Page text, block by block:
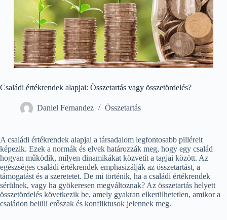
Családi értékrendek alapjai: Összetartás vagy összetördelés?
Daniel Fernandez Összetartás
A családi értékrendek alapjai a társadalom legfontosabb pilléreit
képezik. Ezek a normák és elvek határozzák meg, hogy egy család
hogyan működik, milyen dinamikákat közvetít a tagjai között. Az
egészséges családi értékrendek emphasizálják az összetartást, a
támogatást és a szeretetet. De mi történik, ha a családi értékrendek
sérülnek, vagy ha gyökeresen megváltoznak? Az összetartás helyett
összetördelés következik be, amely gyakran elkerülhetetlen, amikor a
családon belüli erőszak és konfliktusok jelennek meg.